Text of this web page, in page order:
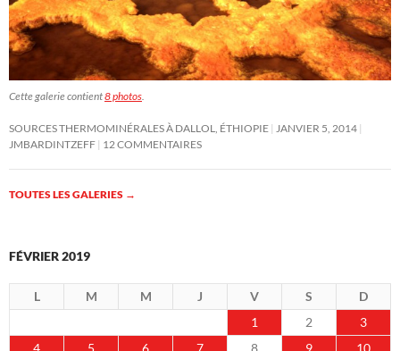
Cette galerie contient8 photos.
SOURCES THERMOMINÉRALES À DALLOL, ÉTHIOPIE JANVIER 5, 2014
JMBARDINTZEFF 12 COMMENTAIRES
TOUTES LES GALERIES →
FÉVRIER 2019
L M M J V S
D
1
2
3